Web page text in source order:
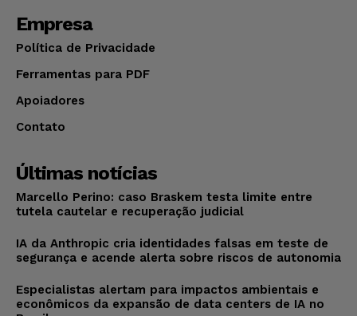
Empresa
Política de Privacidade
Ferramentas para PDF
Apoiadores
Contato
Últimas notícias
Marcello Perino: caso Braskem testa limite entre
tutela cautelar e recuperação judicial
IA da Anthropic cria identidades falsas em teste de
segurança e acende alerta sobre riscos de autonomia
Especialistas alertam para impactos ambientais e
econômicos da expansão de data centers de IA no